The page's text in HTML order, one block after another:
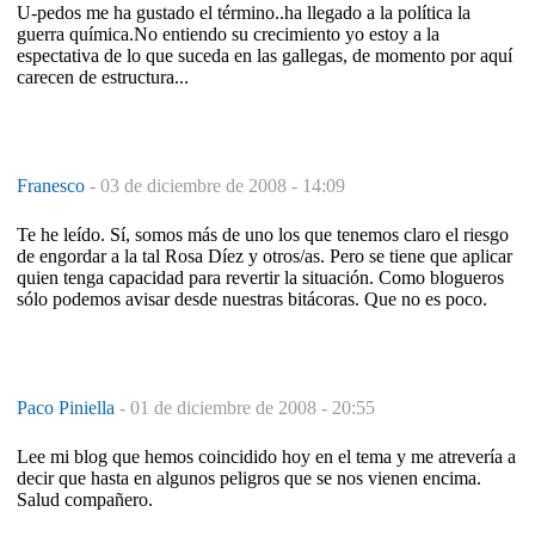
U-pedos me ha gustado el término..ha llegado a la política la
guerra química.No entiendo su crecimiento yo estoy a la
espectativa de lo que suceda en las gallegas, de momento por aquí
carecen de estructura...
Franesco - 03 de diciembre de 2008 - 14:09
Te he leído. Sí, somos más de uno los que tenemos claro el riesgo
de engordar a la tal Rosa Díez y otros/as. Pero se tiene que aplicar
quien tenga capacidad para revertir la situación. Como blogueros
sólo podemos avisar desde nuestras bitácoras. Que no es poco.
Paco Piniella - 01 de diciembre de 2008 - 20:55
Lee mi blog que hemos coincidido hoy en el tema y me atrevería a
decir que hasta en algunos peligros que se nos vienen encima.
Salud compañero.